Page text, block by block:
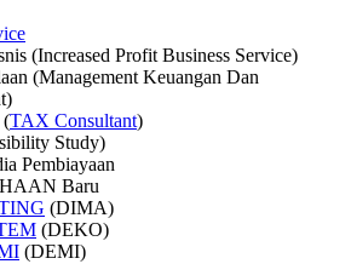
(Increased Profit Business Service)
(Management Keuangan Dan
(TAX Consultant)
Study)
Pembiayaan
Baru
(DIMA)
(DEKO)
(DEMI)